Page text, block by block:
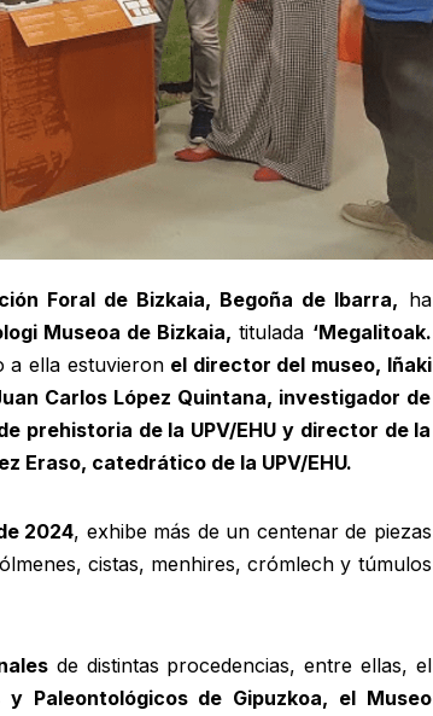
Foral de Bizkaia, Begoña de Ibarra, ha
Museoa de Bizkaia, titulada ‘Megalitoak.
a ella estuvieron el director del museo, Iñaki
Carlos López Quintana, investigador de
prehistoria de la UPV/EHU y director de la
Eraso, catedrático de la UPV/EHU.
2024, exhibe más de un centenar de piezas
cistas, menhires, crómlech y túmulos
de distintas procedencias, entre ellas, el
Paleontológicos de Gipuzkoa, el Museo